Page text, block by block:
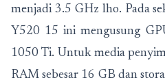
menjadi 3.5 GHz lho. Pada
Y520 15 ini mengusung
1050 Ti. Untuk media
RAM sebesar 16 GB dan